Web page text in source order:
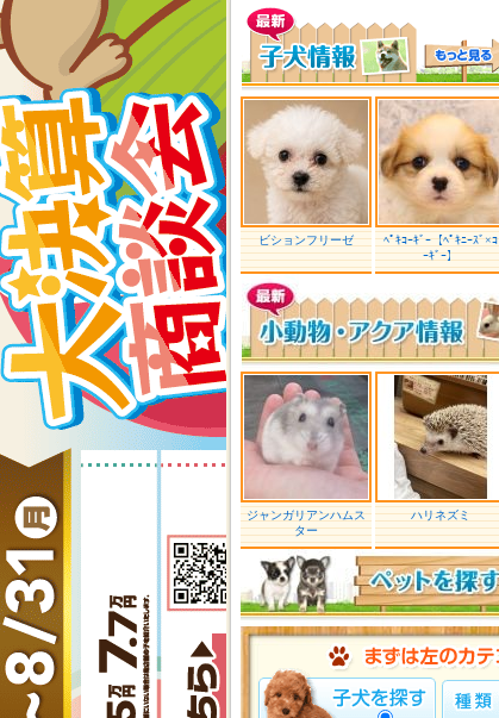
ビションフリーゼ
ﾍﾟｷｺｰｷﾞｰ【ﾍﾟｷﾆｰｽﾞ×ｺ
ｰｷﾞｰ】
ジャンガリアンハムス
ター
ハリネズミ